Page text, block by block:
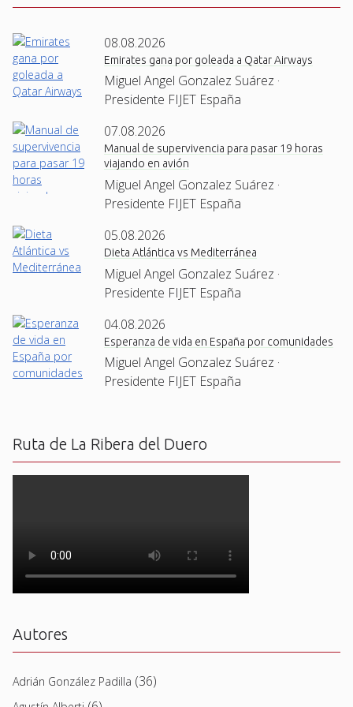
08.08.2026
Emirates gana por goleada a Qatar Airways
Miguel Angel Gonzalez Suárez ·
Presidente FIJET España
07.08.2026
Manual de supervivencia para pasar 19 horas
viajando en avión
Miguel Angel Gonzalez Suárez ·
Presidente FIJET España
05.08.2026
Dieta Atlántica vs Mediterránea
Miguel Angel Gonzalez Suárez ·
Presidente FIJET España
04.08.2026
Esperanza de vida en España por comunidades
Miguel Angel Gonzalez Suárez ·
Presidente FIJET España
Ruta de La Ribera del Duero
Autores
Adrián González Padilla (36)